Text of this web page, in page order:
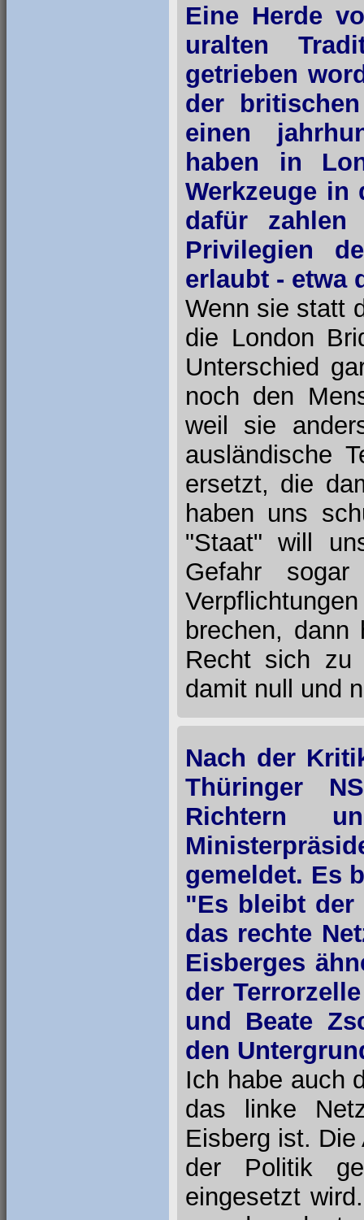
Eine Herde
uralten
getrieben
der
einen
haben in
Werkzeuge in
dafür
Privilegien
erlaubt - etwa
Wenn sie statt
die London
Unterschied
noch den
weil sie
ausländische
ersetzt, die
haben uns
"Staat" will
Gefahr
brechen, dann
Recht sich zu
damit null und
Nach der
Thüringer
Richtern
gemeldet. Es
"Es bleibt der
das rechte
Eisberges
der
und Beate
den
Ich habe auch
das linke
Eisberg ist.
der Politik
eingesetzt